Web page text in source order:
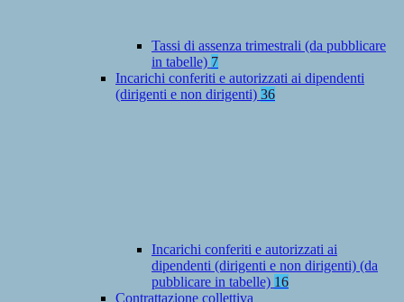
Tassi di assenza trimestrali (da pubblicare
in tabelle) 7
Incarichi conferiti e autorizzati ai dipendenti
(dirigenti e non dirigenti) 36
Incarichi conferiti e autorizzati ai
dipendenti (dirigenti e non dirigenti) (da
pubblicare in tabelle) 16
Contrattazione collettiva